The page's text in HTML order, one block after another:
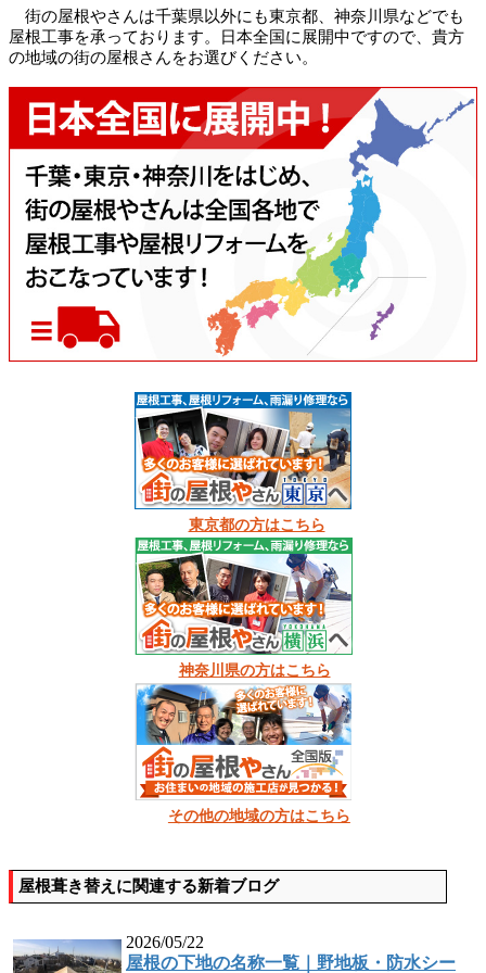
街の屋根やさんは千葉県以外にも東京都、神奈川県などでも
屋根工事を承っております。日本全国に展開中ですので、貴方
の地域の街の屋根さんをお選びください。
東京都の方はこちら
神奈川県の方はこちら
その他の地域の方はこちら
屋根葺き替えに関連する新着ブログ
2026/05/22
屋根の下地の名称一覧｜野地板・防水シー